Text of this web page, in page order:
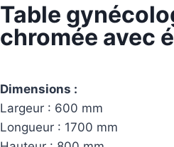
Table
chromée avec
Dimensions :
Largeur : 600 mm
Longueur : 1700 mm